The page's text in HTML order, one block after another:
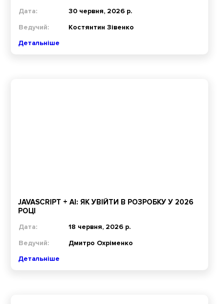
Дата:
30 червня, 2026 р.
Ведучий:
Костянтин Зівенко
Детальніше
JAVASCRIPT + AI: ЯК УВІЙТИ В РОЗРОБКУ У 2026
РОЦІ
Дата:
18 червня, 2026 р.
Ведучий:
Дмитро Охріменко
Детальніше